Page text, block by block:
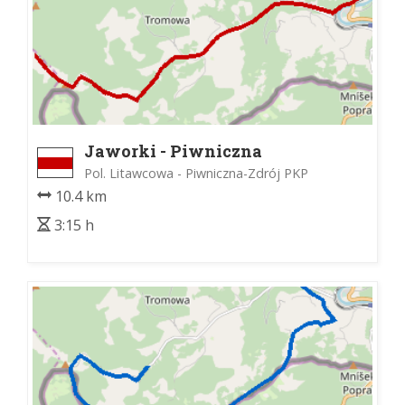
Jaworki - Piwniczna
Pol. Litawcowa - Piwniczna-Zdrój PKP
10.4 km
3:15 h